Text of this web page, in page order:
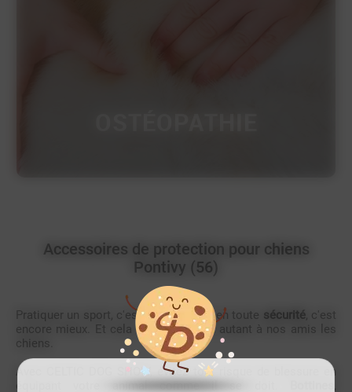
Accessoires de protection pour chiens
Pontivy (56)
Pratiquer un sport, c'est bien. Le faire en toute sécurité, c'est
encore mieux. Et cela s'applique tout autant à nos amis les
chiens.
Avec CELTIC DOG SHOW, évitez tout risque de blessure en
équipant votre animal comme il se doit.